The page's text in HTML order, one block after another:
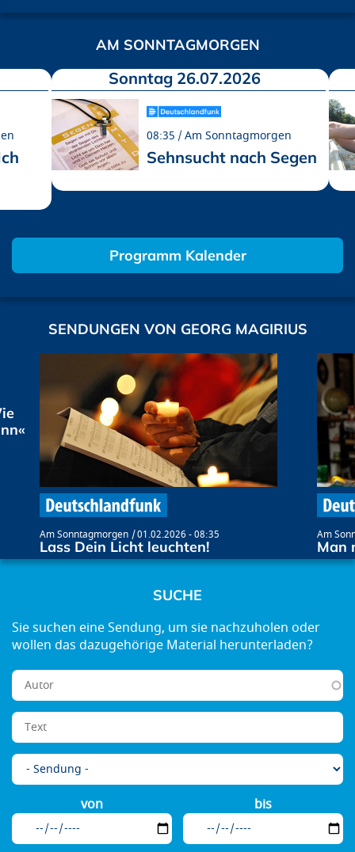
AM SONNTAGMORGEN
Sonntag 26.07.2026
08:35 Am Sonntagmorgen
Sehnsucht nach Segen
Programm Kalender
SENDUNGEN VON GEORG MAGIRIUS
Am Sonntagmorgen 01.02.2026 - 08:35
Lass Dein Licht leuchten!
Am
Man
SUCHE
von bis